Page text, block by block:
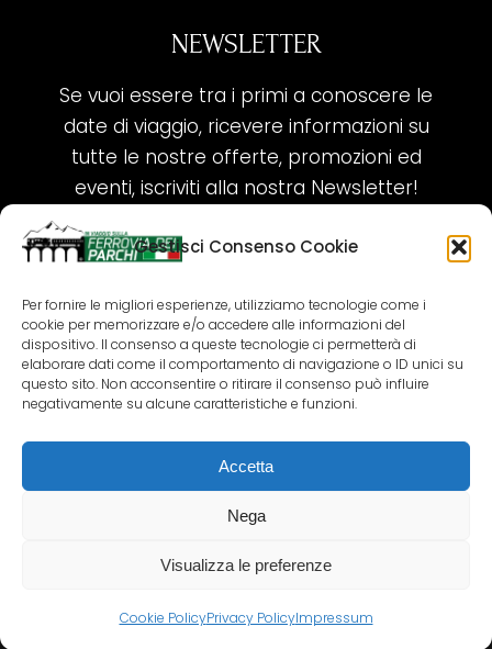
Gestisci Consenso Cookie
Per fornire le migliori esperienze, utilizziamo tecnologie come i
cookie per memorizzare e/o accedere alle informazioni del
dispositivo. Il consenso a queste tecnologie ci permetterà di
elaborare dati come il comportamento di navigazione o ID unici su
questo sito. Non acconsentire o ritirare il consenso può influire
negativamente su alcune caratteristiche e funzioni.
Accetta
Nega
Visualizza le preferenze
Cookie PolicyPrivacy PolicyImpressum
NEWSLETTER
Se vuoi essere tra i primi a conoscere le
date di viaggio, ricevere informazioni su
tutte le nostre offerte, promozioni ed
eventi, iscriviti alla nostra Newsletter!
ISCRIVITI ORA!
SEGUICI SUI NOSTRI SOCIAL
COPYRIGHT 2018-2025 PALLENIUM TOURISM
SRL
AGENZIA VIAGGI E TOUR OPERATOR – P.IVA: